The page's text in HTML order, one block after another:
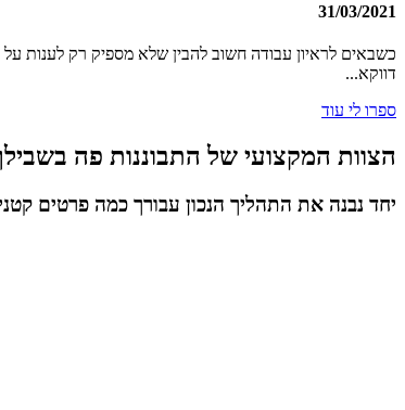
31/03/2021
כשבאים לראיון עבודה חשוב להבין שלא מספיק רק לענות
דווקא...
ספרו לי עוד
הצוות המקצועי של התבוננות פה
יחד נבנה את התהליך הנכון עבורך כמה פרטים